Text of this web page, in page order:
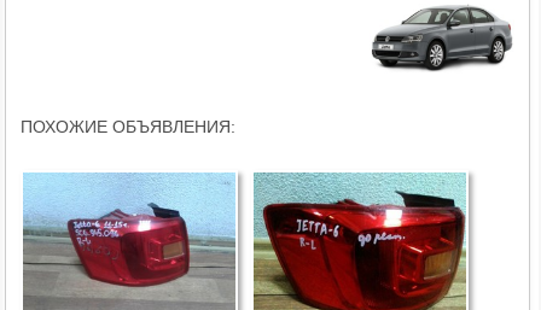
ПОХОЖИЕ ОБЪЯВЛЕНИЯ: